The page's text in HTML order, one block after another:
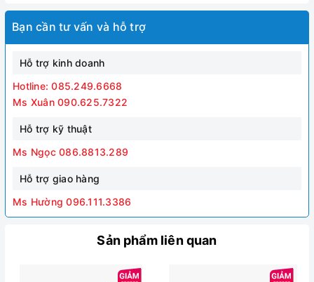
Bạn cần tư vấn và hỗ trợ
Hỗ trợ kinh doanh
Hotline: 085.249.6668
Ms Xuân 090.625.7322
Hỗ trợ kỹ thuật
Ms Ngọc 086.8813.289
Hỗ trợ giao hàng
Ms Hường 096.111.3386
Sản phẩm liên quan